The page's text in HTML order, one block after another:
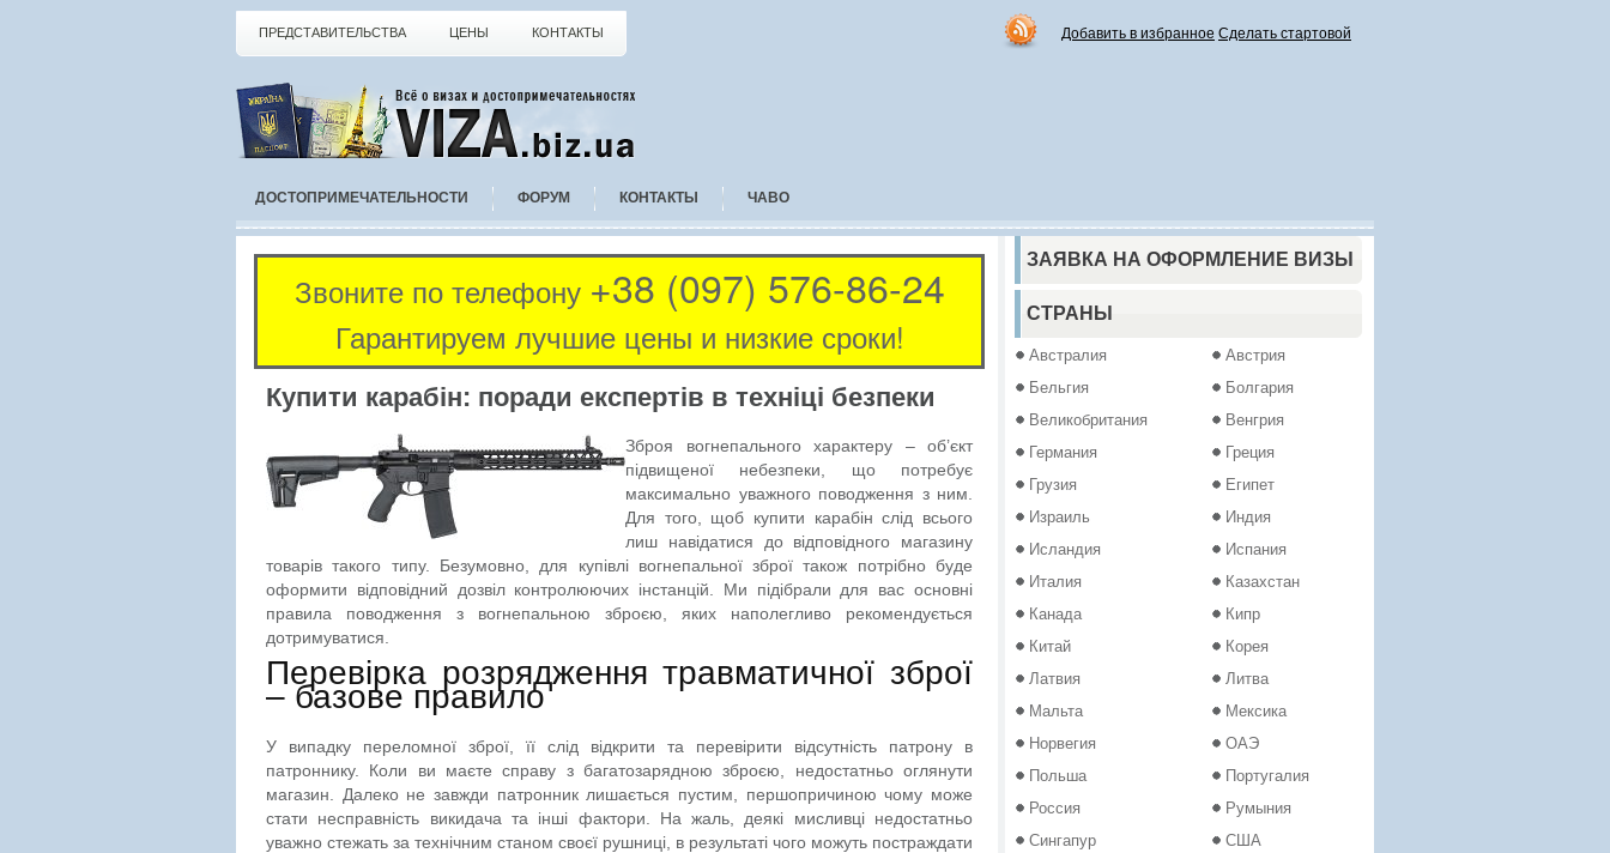
ПРЕДСТАВИТЕЛЬСТВА ЦЕНЫ КОНТАКТЫ Добавить в избранное Сделать стартовой
ДОСТОПРИМЕЧАТЕЛЬНОСТИ ФОРУМ КОНТАКТЫ ЧАВО
Звоните по телефону +38 (097) 576-86-24
Гарантируем лучшие цены и низкие сроки!
Купити карабін: поради експертів в техніці безпеки
Зброя вогнепального характеру – об’єкт
підвищеної небезпеки, що потребує
максимально уважного поводження з ним.
Для того, щоб купити карабін слід всього
лиш навідатися до відповідного магазину
товарів такого типу. Безумовно, для купівлі вогнепальної зброї також потрібно буде
оформити відповідний дозвіл контролюючих інстанцій. Ми підібрали для вас основні
правила поводження з вогнепальною зброєю, яких наполегливо рекомендується
дотримуватися.
Перевірка розрядження травматичної зброї
– базове правило
У випадку переломної зброї, її слід відкрити та перевірити відсутність патрону в
патроннику. Коли ви маєте справу з багатозарядною зброєю, недостатньо оглянути
магазин. Далеко не завжди патронник лишається пустим, першопричиною чому може
стати несправність викидача та інші фактори. На жаль, деякі мисливці недостатньо
уважно стежать за технічним станом своєї рушниці, в результаті чого можуть постраждати
ЗАЯВКА НА ОФОРМЛЕНИЕ ВИЗЫ
СТРАНЫ
Австралия
Австрия
Бельгия
Болгария
Великобритания
Венгрия
Германия
Греция
Грузия
Египет
Израиль
Индия
Исландия
Испания
Италия
Казахстан
Канада
Кипр
Китай
Корея
Латвия
Литва
Мальта
Мексика
Норвегия
ОАЭ
Польша
Португалия
Россия
Румыния
Сингапур
США